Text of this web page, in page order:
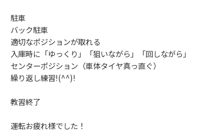
駐車
バック駐車
適切なポジションが取れる
入庫時に「ゆっくり」「狙いながら」「回しながら」
センターポジション（車体タイヤ真っ直ぐ）
繰り返し練習!(^^)!
教習終了
運転お疲れ様でした！